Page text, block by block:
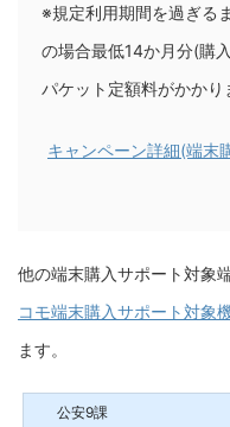
※規定利用期間を過ぎる
の場合最低14か月分(購
パケット定額料がかかり
キャンペーン詳細(端末
他の端末購入サポート対象
コモ端末購入サポート対象
ます。
公安9課